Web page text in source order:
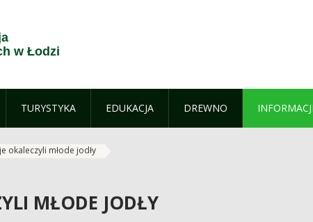
w Łodzi
TURYSTYKA EDUKACJA DREWNO
okaleczyli młode jodły
MŁODE JODŁY